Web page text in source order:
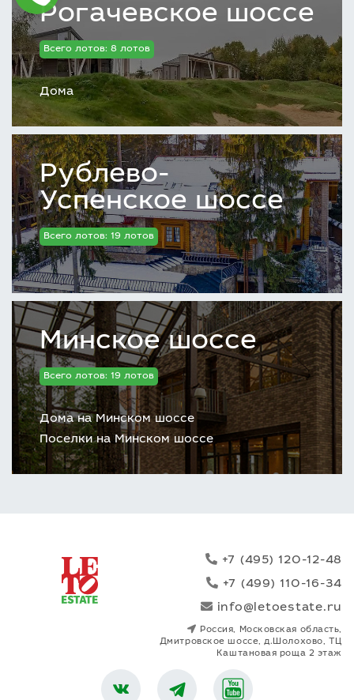
Рогачевское шоссе
Всего лотов: 8 лотов
Дома
Рублево-
Успенское шоссе
Всего лотов: 19 лотов
Минское шоссе
Всего лотов: 19 лотов
Дома на Минском шоссе
Поселки на Минском шоссе
+7 (495) 120-12-48
+7 (499) 110-16-34
info@letoestate.ru
Россия, Московская область,
Дмитровское шоссе, д.Шолохово, ТЦ
Каштановая роща 2 этаж